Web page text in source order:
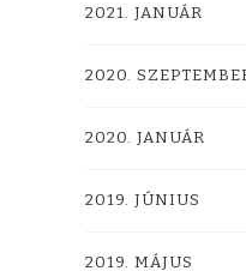
2021. JANUÁR
2020.
2020. JANUÁR
2019. JÚNIUS
2019. MÁJUS